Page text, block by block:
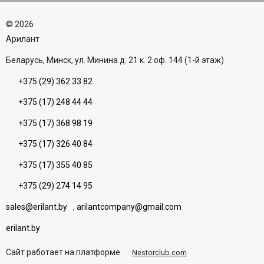
© 2026
Aрилант
Беларусь, Минск, ул. Минина д. 21 к. 2 оф. 144 (1-й этаж)
+375 (29) 362 33 82
+375 (17) 248 44 44
+375 (17) 368 98 19
+375 (17) 326 40 84
+375 (17) 355 40 85
+375 (29) 274 14 95
sales@erilant.by , arilantcompany@gmail.com
erilant.by
Сайт работает на платформе Nestorclub.com